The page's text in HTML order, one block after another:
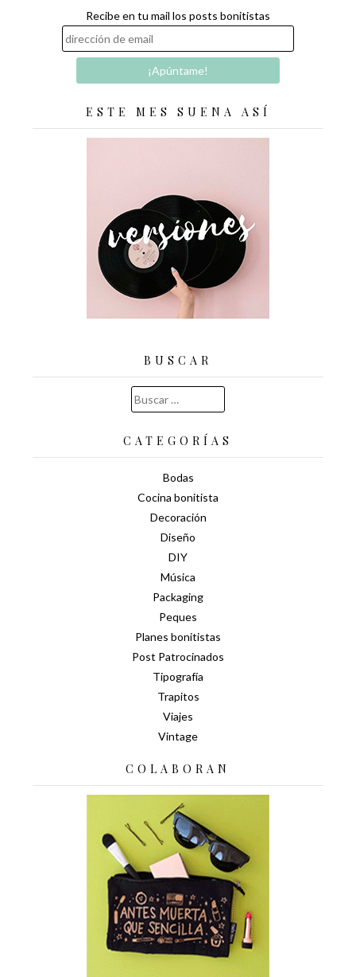
Recibe en tu mail los posts bonitistas
ESTE MES SUENA ASÍ
BUSCAR
Buscar:
CATEGORÍAS
Bodas
Cocina bonitista
Decoración
Diseño
DIY
Música
Packaging
Peques
Planes bonitistas
Post Patrocinados
Tipografía
Trapitos
Viajes
Vintage
COLABORAN